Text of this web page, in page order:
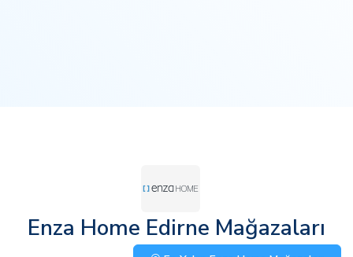
Enza Home Edirne Mağazaları